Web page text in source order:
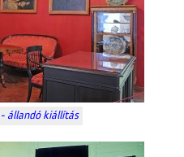
állandó kiállítás